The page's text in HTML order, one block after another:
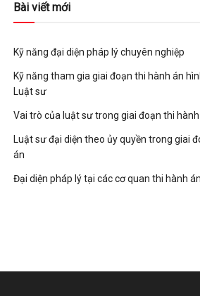
Bài viết mới
Kỹ năng đại diện pháp lý chuyên nghiệp
Kỹ năng tham gia giai đoạn thi hành án
Luật sư
Vai trò của luật sư trong giai đoạn thi
Luật sư đại diện theo ủy quyền trong giai
án
Đại diện pháp lý tại các cơ quan thi hành án